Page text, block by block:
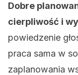
Dobre
cierpliwość i
powiedzenie
praca sama w
zaplanowania